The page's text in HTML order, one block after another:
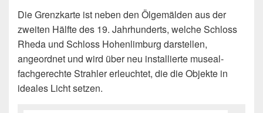
Die Grenzkarte ist neben den Ölgemälden aus der
zweiten Hälfte des 19. Jahrhunderts, welche Schloss
Rheda und Schloss Hohenlimburg darstellen,
angeordnet und wird über neu installierte museal-
fachgerechte Strahler erleuchtet, die die Objekte in
ideales Licht setzen.